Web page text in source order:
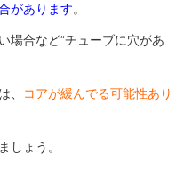
があります。
場合など”チューブに穴があ
、
コアが緩んでる可能性あり
しょう。